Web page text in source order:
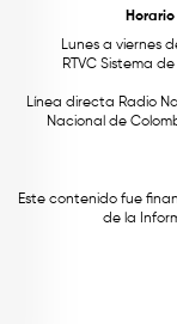
Lunes a viernes
RTVC Sistema
Línea directa Radio
Nacional de
Este contenido fue
de la